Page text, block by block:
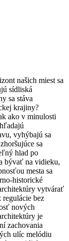
našich miest sa
sídliská
sa stáva
krajiny?
ako v minulosti
vyhýbajú sa
sa
hlad po
bývať na vidieku,
mesta sa
historické
vytvárať
bez
nových
je
zachovania
ulíc melódiu